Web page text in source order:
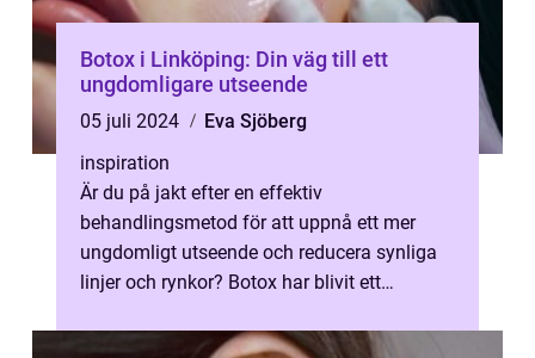
Botox i Linköping: Din väg till ett
ungdomligare utseende
05 juli 2024
Eva Sjöberg
inspiration
Är du på jakt efter en effektiv
behandlingsmetod för att uppnå ett mer
ungdomligt utseende och reducera synliga
linjer och rynkor? Botox har blivit ett